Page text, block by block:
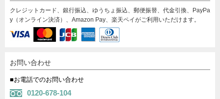
クレジットカード、銀行振込、ゆうちょ振込、郵便振替、代金引換、PayPa
y（オンライン決済）、Amazon Pay、楽天ペイがご利用いただけます。
お問い合わせ
■お電話でのお問い合わせ
0120-678-104